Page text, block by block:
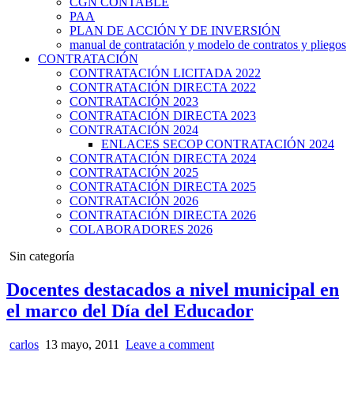
PAA
PLAN DE ACCIÓN Y DE INVERSIÓN
manual de contratación y modelo de contratos y pliegos
CONTRATACIÓN
CONTRATACIÓN LICITADA 2022
CONTRATACIÓN DIRECTA 2022
CONTRATACIÓN 2023
CONTRATACIÓN DIRECTA 2023
CONTRATACIÓN 2024
ENLACES SECOP CONTRATACIÓN 2024
CONTRATACIÓN DIRECTA 2024
CONTRATACIÓN 2025
CONTRATACIÓN DIRECTA 2025
CONTRATACIÓN 2026
CONTRATACIÓN DIRECTA 2026
COLABORADORES 2026
Posted
Sin categoría
Docentes destacados a nivel municipal en
el marco del Día del Educador
carlos 13 mayo, 2011 Leave a comment